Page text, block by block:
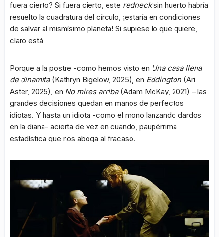
fuera cierto? Si fuera cierto, este rednecksin huerto habría
resuelto la cuadratura del círculo, ¡estaría en condiciones
de salvar al mismísimo planeta! Si supiese lo que quiere,
claro está.
Porque a la postre -como hemos visto en Una casa llena
de dinamita(Kathryn Bigelow, 2025), en Eddington(Ari
Aster, 2025), en No mires arriba(Adam McKay, 2021) – las
grandes decisiones quedan en manos de perfectos
idiotas. Y hasta un idiota -como el mono lanzando dardos
en la diana- acierta de vez en cuando, paupérrima
estadística que nos aboga al fracaso.